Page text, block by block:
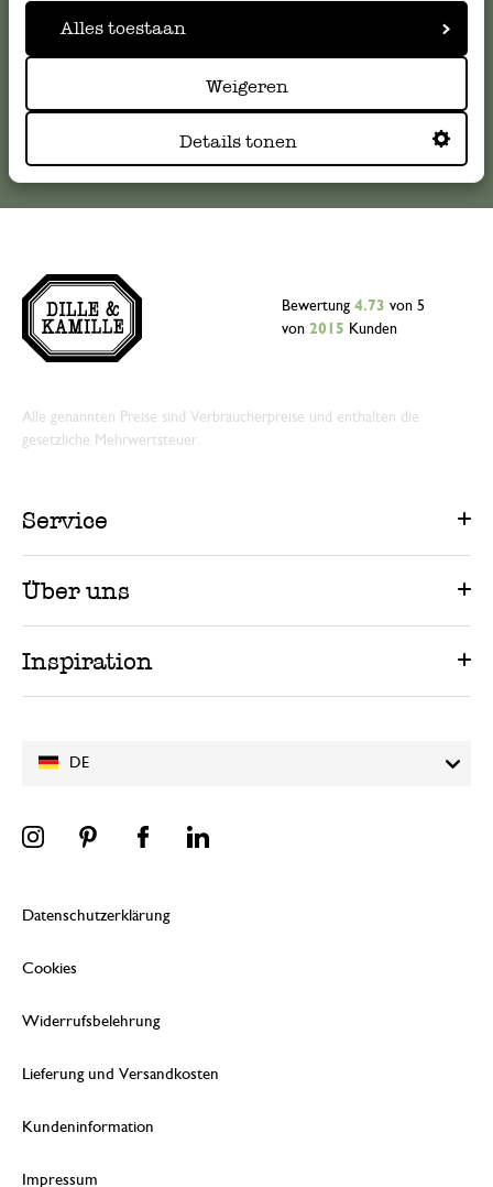
Alles toestaan
Weigeren
Details tonen
kundenservice@dille-kamille.de
DE
Bewertung 4.73 von 5
von 2015 Kunden
Alle genannten Preise sind Verbraucherpreise und enthalten die
gesetzliche Mehrwertsteuer.
Service
Über uns
Inspiration
Datenschutzerklärung
Cookies
Widerrufsbelehrung
Lieferung und Versandkosten
Kundeninformation
Impressum